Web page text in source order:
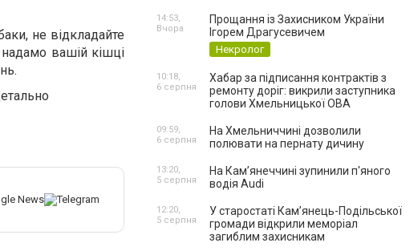
не відкладайте
надамо вашій кішці
Прощання із Захисником України
Ігорем Драгусевичем
Некролог
14:53,
Вчора
Хабар за підписання контрактів з
ремонту доріг: викрили заступника
голови Хмельницької ОВА
10:18,
6 серпня
На Хмельниччині дозволили
полювати на пернату дичину
09:59,
6 серпня
На Камʼянеччині зупинили п'яного
водія Audi
13:20,
5 серпня
У старостаті Кам’янець-Подільської
громади відкрили меморіал
загиблим захисникам
12:20,
5 серпня